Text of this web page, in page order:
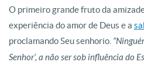
O primeiro grande fruto da
experiência do amor de Deus e a
proclamando Seu senhorio.
Senhor’, a não ser sob influência do